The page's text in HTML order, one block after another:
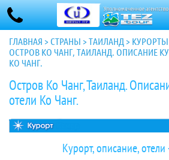
ГЛАВНАЯ >СТРАНЫ >ТАИЛАНД >
ОСТРОВ КО ЧАНГ, ТАИЛАНД. ОПИСАНИЕ
КО ЧАНГ.
Остров Ко Чанг, Таиланд.
отели Ко Чанг.
Курорт, описание,